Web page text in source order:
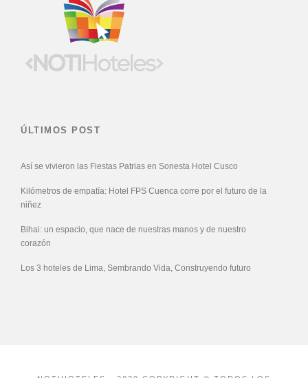
ÚLTIMOS POST
Así se vivieron las Fiestas Patrias en Sonesta Hotel Cusco
Kilómetros de empatía: Hotel FPS Cuenca corre por el futuro de la
niñez
Bihai: un espacio, que nace de nuestras manos y de nuestro
corazón
Los 3 hoteles de Lima, Sembrando Vida, Construyendo futuro